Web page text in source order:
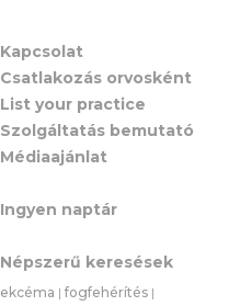
Kapcsolat
Csatlakozás orvosként
List your practice
Szolgáltatás bemutató
Médiaajánlat
Ingyen naptár
Népszerű keresések
ekcéma |fogfehérítés |